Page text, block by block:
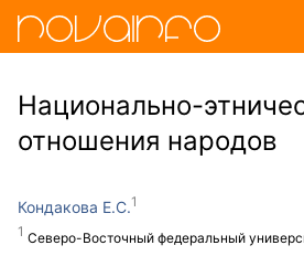
Национально-
отношения народов
Кондакова Е.С.
Северо-Восточный федеральный